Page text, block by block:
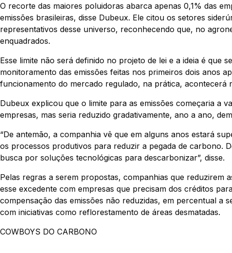
O recorte das maiores poluidoras abarca apenas 0,1% das
emissões brasileiras, disse Dubeux. Ele citou os setores
representativos desse universo, reconhecendo que, no
enquadrados.
Esse limite não será definido no projeto de lei e a ideia é que
monitoramento das emissões feitas nos primeiros dois anos
funcionamento do mercado regulado, na prática, acontecerá
Dubeux explicou que o limite para as emissões começaria a
empresas, mas seria reduzido gradativamente, ano a ano,
“De antemão, a companhia vê que em alguns anos estará
os processos produtivos para reduzir a pegada de carbono.
busca por soluções tecnológicas para descarbonizar”, disse.
Pelas regras a serem propostas, companhias que reduzirem
esse excedente com empresas que precisam dos créditos
compensação das emissões não reduzidas, em percentual a
com iniciativas como reflorestamento de áreas desmatadas.
COWBOYS DO CARBONO